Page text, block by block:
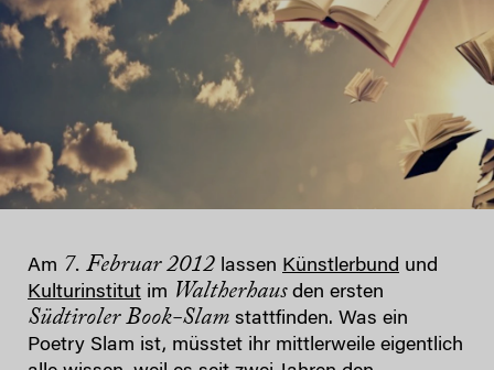
Am 7. Februar 2012 lassen Künstlerbund und
Kulturinstitut im Waltherhausden ersten
Südtiroler Book-Slam stattfinden. Was ein
Poetry Slam ist, müsstet ihr mittlerweile eigentlich